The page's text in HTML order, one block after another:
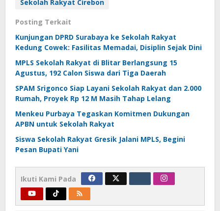
Sekolah Rakyat Cirebon
Posting Terkait
Kunjungan DPRD Surabaya ke Sekolah Rakyat
Kedung Cowek: Fasilitas Memadai, Disiplin Sejak Dini
MPLS Sekolah Rakyat di Blitar Berlangsung 15
Agustus, 192 Calon Siswa dari Tiga Daerah
SPAM Srigonco Siap Layani Sekolah Rakyat dan 2.000
Rumah, Proyek Rp 12 M Masih Tahap Lelang
Menkeu Purbaya Tegaskan Komitmen Dukungan
APBN untuk Sekolah Rakyat
Siswa Sekolah Rakyat Gresik Jalani MPLS, Begini
Pesan Bupati Yani
Ikuti Kami Pada